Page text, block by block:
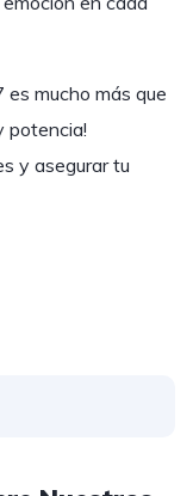
mucho más que
potencia!
y asegurar tu